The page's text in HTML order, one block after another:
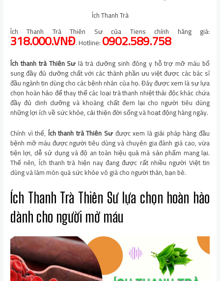
Ích Thanh Trà
Ích Thanh Trà Thiên Sư của Tiens chính hãng giá:
318.000.VNĐ. Hotline:0902.589.758
Ích thanh trà Thiên Sưlà trà dưỡng sinh đông y hỗ trợ mỡ máu bổ
sung đầy đủ dưỡng chất với các thành phần ưu việt được các bác sĩ
đầu ngành tin dùng cho các bệnh nhân của họ. Đây được xem là sự lựa
chọn hoàn hảo để thay thế các loại trà thanh nhiệt thải độc khác chứa
đầy đủ dinh dưỡng và khoáng chất đem lại cho người tiêu dùng
những lợi ích về sức khỏe, cải thiện đời sống và hoạt động hàng ngày.
Chính vì thế, Ích thanh tràThiên Sưđược xem là giải pháp hàng đầu
bệnh mỡ máu được người tiêu dùng và chuyên gia đánh giá cao, vừa
tiện lợi, dễ sử dụng và độ an toàn hiệu quả mà sản phẩm mang lại.
Thế nên, Ích thanh trà hiện nay đang được rất nhiều người Việt tin
dùng và làm món quà sức khỏe vô giá cho người thân, bạn bè.
Ích Thanh Trà Thiên Sư lựa chọn hoàn hảo
dành cho người mở máu